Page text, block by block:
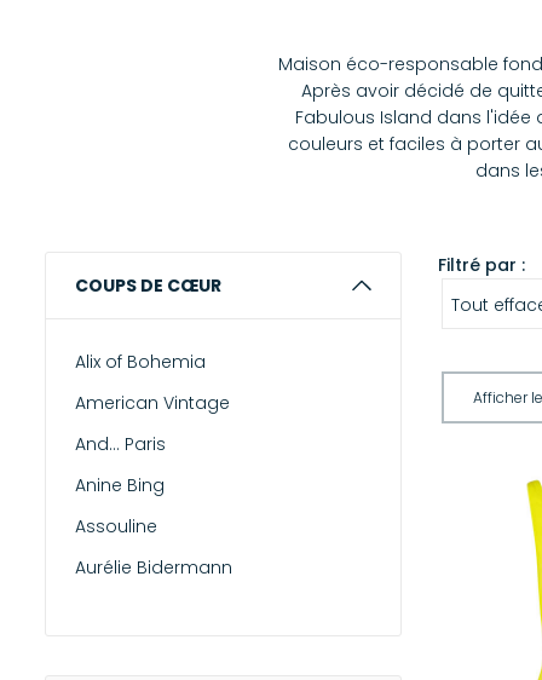
Maison éco-responsable
Après avoir décidé de
Fabulous Island dans
couleurs et faciles à porter
dans
COUPS DE CŒUR
Alix of Bohemia
American Vintage
And... Paris
Anine Bing
Assouline
Aurélie Bidermann
Filtré par :
Tout